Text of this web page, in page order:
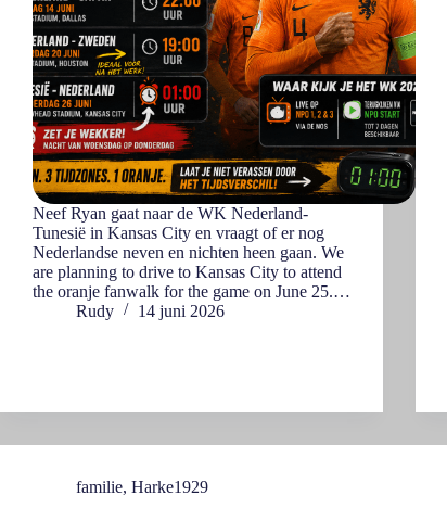
Neef Ryan gaat naar de WK Nederland-
Tunesië in Kansas City en vraagt of er nog
Nederlandse neven en nichten heen gaan. We
are planning to drive to Kansas City to attend
the oranje fanwalk for the game on June 25.…
Rudy
14 juni 2026
familie, Harke1929